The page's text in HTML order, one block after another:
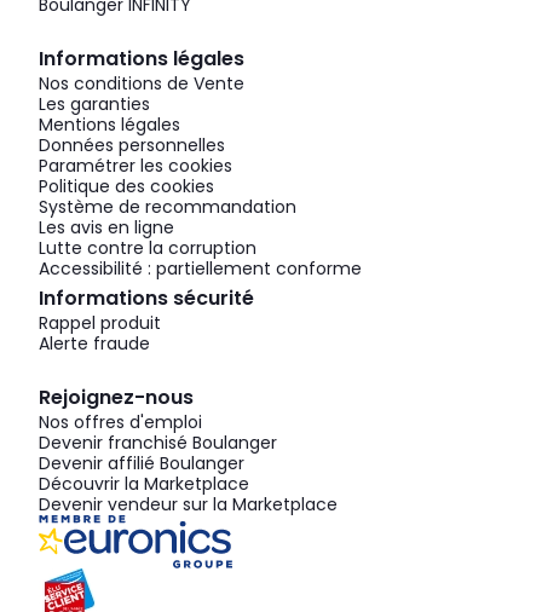
Boulanger INFINITY
Informations légales
Nos conditions de Vente
Les garanties
Mentions légales
Données personnelles
Paramétrer les cookies
Politique des cookies
Système de recommandation
Les avis en ligne
Lutte contre la corruption
Accessibilité : partiellement conforme
Informations sécurité
Rappel produit
Alerte fraude
Rejoignez-nous
Nos offres d'emploi
Devenir franchisé Boulanger
Devenir affilié Boulanger
Découvrir la Marketplace
Devenir vendeur sur la Marketplace